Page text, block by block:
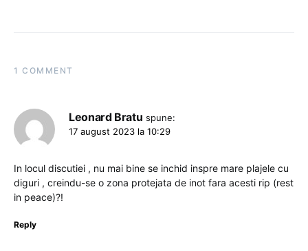
1 COMMENT
Leonard Bratu spune:
17 august 2023 la 10:29
In locul discutiei , nu mai bine se inchid inspre mare plajele cu
diguri , creindu-se o zona protejata de inot fara acesti rip (rest
in peace)?!
Reply